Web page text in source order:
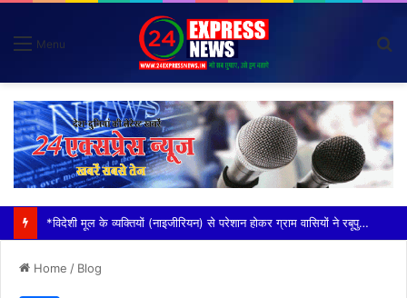
Menu
*टोल इंचार्ज के बिगड़े बोल किसान संगठनों में उबाल*
Home / Blog